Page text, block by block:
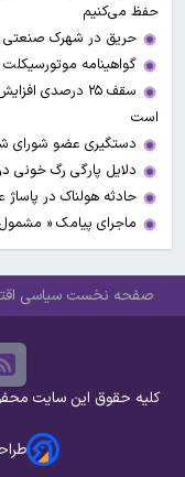
حفظ می‌کنیم
حریق در شهرک صنعتی
گواهینامه
سقف ۲۵ درصدی
است
دستگیری عضو شورای
دلایل پارگی رگ خونی
حادثه هولناک در پاساژ علاءالدین؛ ۶ نفر به
ماجرای پیامک «
صفحه نخست سیاسی
کلیه حقوق این سایت